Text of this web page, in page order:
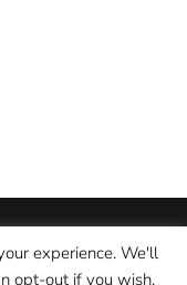
- CF/PI:
experience. We'll
opt-out if you wish.